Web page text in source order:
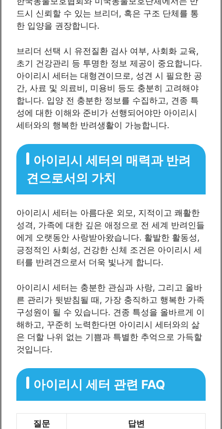
드시 신뢰할 수 있는 브리더, 혹은 구조 단체를 통
한 입양을 권장합니다.
브리더 선택 시 유전질환 검사 여부, 사회화 교육,
초기 건강관리 등 투명한 정보 제공이 중요합니다.
아이리시 세터는 대형견이므로, 성견 시 필요한 공
간, 사료 및 의료비, 미용비 등도 충분히 고려해야
합니다. 입양 전 충분한 정보를 수집하고, 견종 특
성에 대한 이해와 준비가 선행되어야만 아이리시
세터와의 행복한 반려생활이 가능합니다.
아이리시 세터의 매력과 반려
견으로서의 가치
아이리시 세터는 아름다운 외모, 지적이고 쾌활한
성격, 가족에 대한 깊은 애정으로 전 세계 반려인들
에게 오랫동안 사랑받아왔습니다. 활발한 활동성,
긍정적인 사회성, 건강한 신체 조건은 아이리시 세
터를 반려견으로서 더욱 빛나게 합니다.
아이리시 세터는 충분한 관심과 사랑, 그리고 올바
른 관리가 뒷받침될 때, 가장 충직하고 행복한 가족
구성원이 될 수 있습니다. 견종 특성을 올바르게 이
해하고, 꾸준히 노력한다면 아이리시 세터와의 삶
은 더할 나위 없는 기쁨과 특별한 추억으로 가득할
것입니다.
아이리시 세터 관련 FAQ
질문 답변